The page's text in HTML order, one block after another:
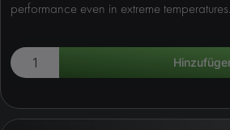
performance even in extreme temperatures.